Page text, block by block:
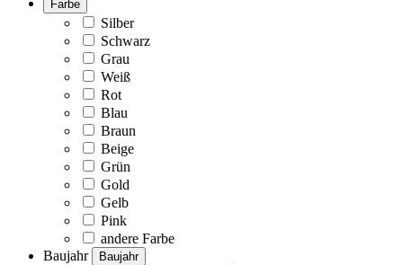
Farbe
Silber
Schwarz
Grau
Weiß
Rot
Blau
Braun
Beige
Grün
Gold
Gelb
Pink
andere Farbe
Baujahr
Baujahr